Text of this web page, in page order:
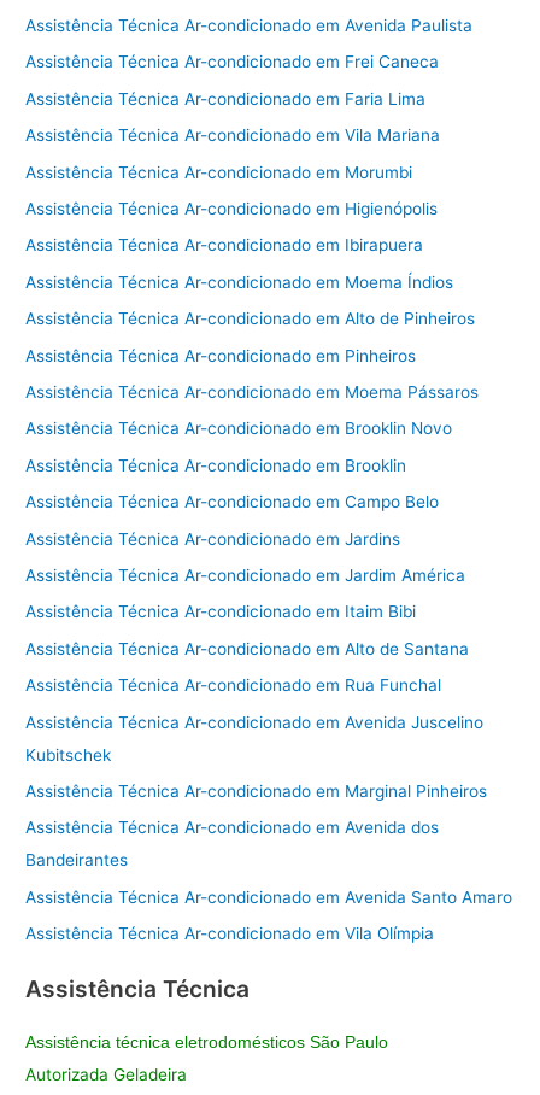
Assistência Técnica Ar-condicionado em Avenida Paulista
Assistência Técnica Ar-condicionado em Frei Caneca
Assistência Técnica Ar-condicionado em Faria Lima
Assistência Técnica Ar-condicionado em Vila Mariana
Assistência Técnica Ar-condicionado em Morumbi
Assistência Técnica Ar-condicionado em Higienópolis
Assistência Técnica Ar-condicionado em Ibirapuera
Assistência Técnica Ar-condicionado em Moema Índios
Assistência Técnica Ar-condicionado em Alto de Pinheiros
Assistência Técnica Ar-condicionado em Pinheiros
Assistência Técnica Ar-condicionado em Moema Pássaros
Assistência Técnica Ar-condicionado em Brooklin Novo
Assistência Técnica Ar-condicionado em Brooklin
Assistência Técnica Ar-condicionado em Campo Belo
Assistência Técnica Ar-condicionado em Jardins
Assistência Técnica Ar-condicionado em Jardim América
Assistência Técnica Ar-condicionado em Itaim Bibi
Assistência Técnica Ar-condicionado em Alto de Santana
Assistência Técnica Ar-condicionado em Rua Funchal
Assistência Técnica Ar-condicionado em Avenida Juscelino
Kubitschek
Assistência Técnica Ar-condicionado em Marginal Pinheiros
Assistência Técnica Ar-condicionado em Avenida dos
Bandeirantes
Assistência Técnica Ar-condicionado em Avenida Santo Amaro
Assistência Técnica Ar-condicionado em Vila Olímpia
Assistência Técnica
Assistência técnica eletrodomésticos São Paulo
Autorizada Geladeira